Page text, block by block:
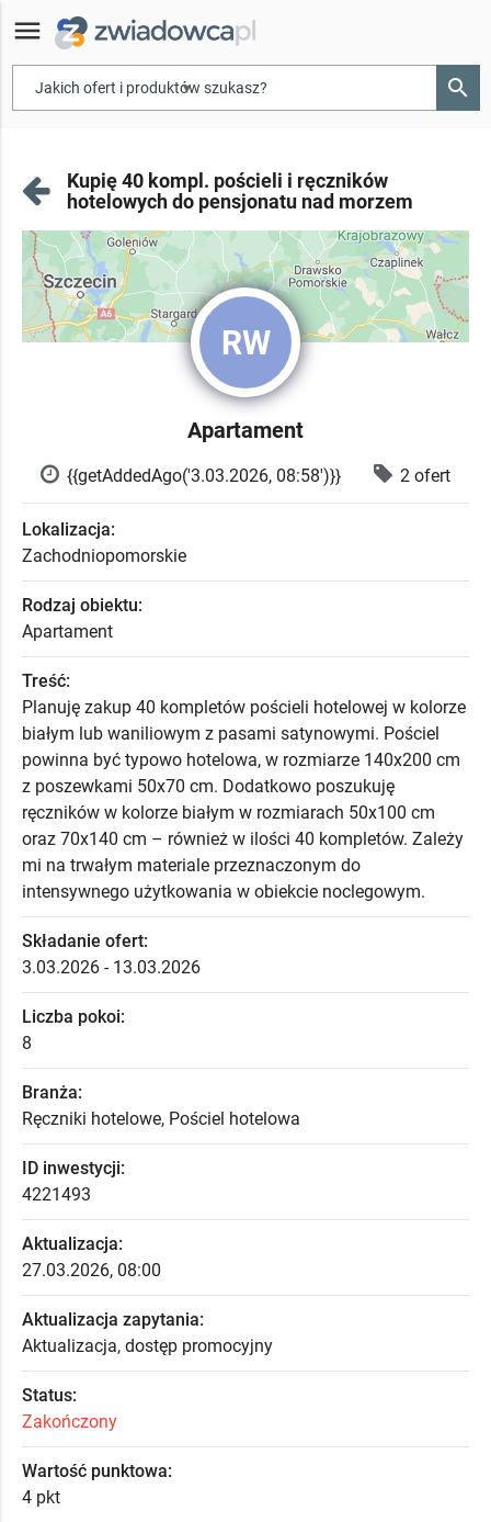
menu
▾ search
Kupię 40 kompl. pościeli i ręczników
hotelowych do pensjonatu nad morzem
RW
Apartament
{{getAddedAgo('3.03.2026, 08:58')}} 2 ofert
Lokalizacja:
Zachodniopomorskie
Rodzaj obiektu:
Apartament
Treść:
Planuję zakup 40 kompletów pościeli hotelowej w kolorze
białym lub waniliowym z pasami satynowymi. Pościel
powinna być typowo hotelowa, w rozmiarze 140x200 cm
z poszewkami 50x70 cm. Dodatkowo poszukuję
ręczników w kolorze białym w rozmiarach 50x100 cm
oraz 70x140 cm – również w ilości 40 kompletów. Zależy
mi na trwałym materiale przeznaczonym do
intensywnego użytkowania w obiekcie noclegowym.
Składanie ofert:
3.03.2026 - 13.03.2026
Liczba pokoi:
8
Branża:
Ręczniki hotelowe, Pościel hotelowa
ID inwestycji:
4221493
Aktualizacja:
27.03.2026, 08:00
Aktualizacja zapytania:
Aktualizacja, dostęp promocyjny
Status:
Zakończony
Wartość punktowa:
4 pkt